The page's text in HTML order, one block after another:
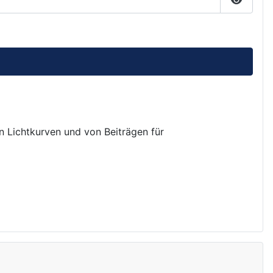
Lichtkurven und von Beiträgen für